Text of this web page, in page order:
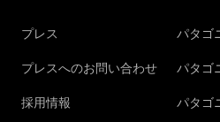
プレス
プレスへのお問い合わせ
採用情報
パタゴ
パタゴ
パタゴ